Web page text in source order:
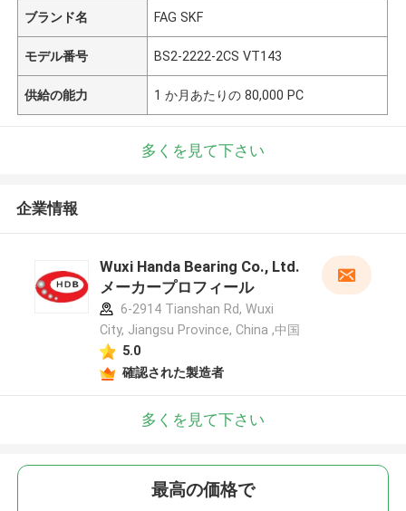
ブランド名 FAG SKF
モデル番号 BS2-2222-2CS VT143
供給の能力 1 か月あたりの 80,000 PC
多くを見て下さい
企業情報
Wuxi Handa Bearing Co., Ltd.
メーカープロフィール
6-2914 Tianshan Rd, Wuxi
City, Jiangsu Province, China ,中国
5.0
確認された製造者
多くを見て下さい
最高の価格で